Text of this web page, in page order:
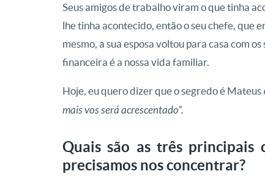
Seus amigos de trabalho viram o que tinha
lhe tinha acontecido, então o seu chefe, que
mesmo, a sua esposa voltou para casa com
financeira é a nossa vida familiar.
Hoje, eu quero dizer que o segredo é Mateus
mais vos será acrescentado”.
Quais são as três principais
precisamos nos concentrar?